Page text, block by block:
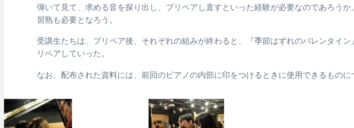
弾いて見て、求める音を探り出し、プリペアし直すといった経験が必要なのであろう
習熟も必要となろう。
受講生たちは、プリペア後、それぞれの組みが終わると、『季節はずれのバレンタイ
リペアしていった。
なお、配布された資料には、前回のピアノの内部に印をつけるときに使用できるものに